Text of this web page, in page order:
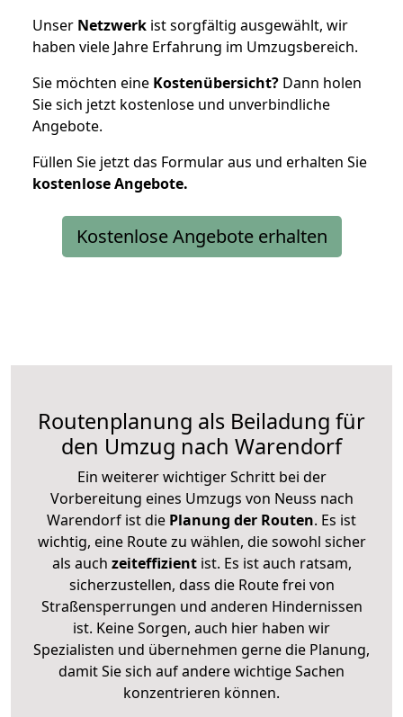
Unser Netzwerk ist sorgfältig ausgewählt, wir
haben viele Jahre Erfahrung im Umzugsbereich.
Sie möchten eine Kostenübersicht? Dann holen
Sie sich jetzt kostenlose und unverbindliche
Angebote.
Füllen Sie jetzt das Formular aus und erhalten Sie
kostenloseAngebote.
Kostenlose Angebote erhalten
Routenplanung als Beiladung für
den Umzug nach Warendorf
Ein weiterer wichtiger Schritt bei der
Vorbereitung eines Umzugs von Neuss nach
Warendorf ist die Planung der Routen. Es ist
wichtig, eine Route zu wählen, die sowohl sicher
als auch zeiteffizientist. Es ist auch ratsam,
sicherzustellen, dass die Route frei von
Straßensperrungen und anderen Hindernissen
ist. Keine Sorgen, auch hier haben wir
Spezialisten und übernehmen gerne die Planung,
damit Sie sich auf andere wichtige Sachen
konzentrieren können.